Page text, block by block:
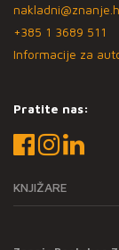
+385 1 3689 511
Informacije za
Pratite nas:
KNJIŽARE